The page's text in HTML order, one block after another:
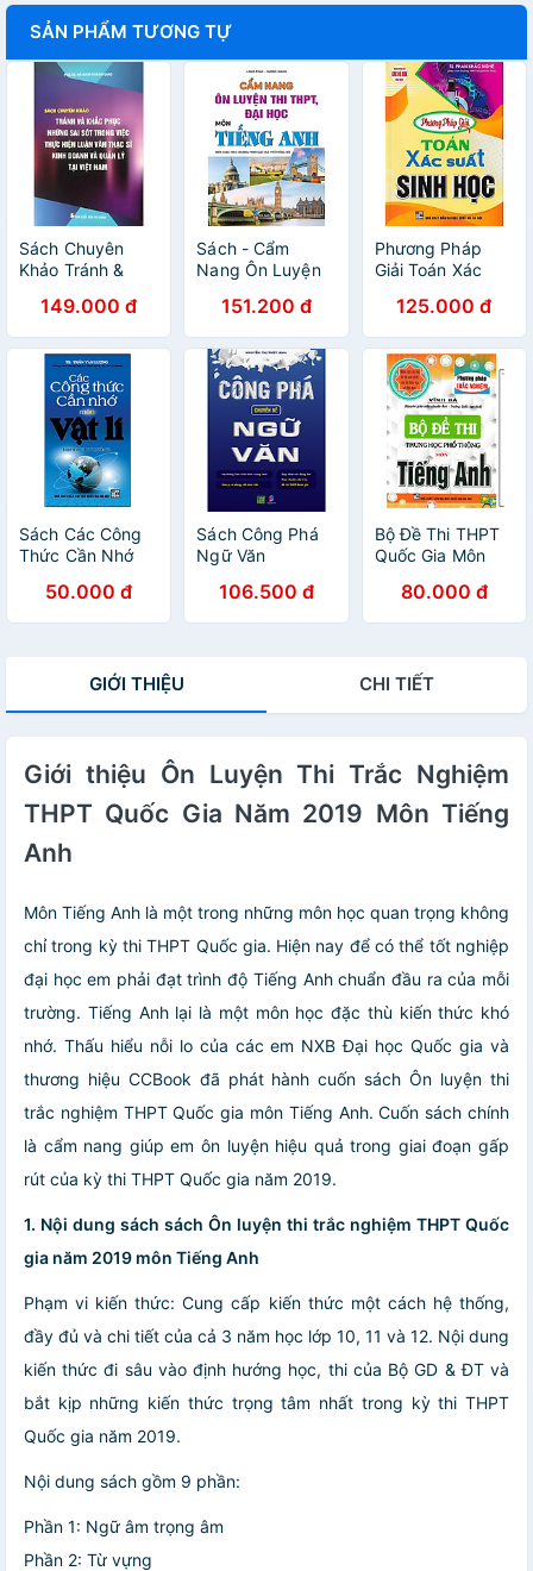
SẢN PHẨM TƯƠNG TỰ
Sách Chuyên
Khảo Tránh &
Những Sai Sót
Trong Công Việc
Thực Hiện Luận
Văn Thạc Sĩ Kinh
Doanh Và Quản
Lý Tại VN
149.000 đ
Sách - Cẩm
Nang Ôn Luyện
Học Môn Tiếng
Anh - Biên soạn
theo chương
trình GDPT mới -
ndbooks
151.200 đ
Phương Pháp
Giải Toán Xác
(Dùng Chung
Cho Các Bộ SGK
Hiện Hành)
125.000 đ
Sách Các Công
Thức Cần Nhớ
50.000 đ
Sách Công Phá
Ngữ Văn
106.500 đ
Bộ Đề Thi THPT
Quốc Gia Môn
(Phương Pháp
Trắc Nghiệm)
80.000 đ
GIỚI THIỆU CHI TIẾT
Giới thiệu Ôn Luyện Thi Trắc Nghiệm
THPT Quốc Gia Năm 2019 Môn Tiếng
Anh
Môn Tiếng Anh là một trong những môn học quan trọng không
chỉ trong kỳ thi THPT Quốc gia. Hiện nay để có thể tốt nghiệp
đại học em phải đạt trình độ Tiếng Anh chuẩn đầu ra của mỗi
trường. Tiếng Anh lại là một môn học đặc thù kiến thức khó
nhớ. Thấu hiểu nỗi lo của các em NXB Đại học Quốc gia và
thương hiệu CCBook đã phát hành cuốn sách Ôn luyện thi
trắc nghiệm THPT Quốc gia môn Tiếng Anh. Cuốn sách chính
là cẩm nang giúp em ôn luyện hiệu quả trong giai đoạn gấp
rút của kỳ thi THPT Quốc gia năm 2019.
1. Nội dung sách sách Ôn luyện thi trắc nghiệm THPT Quốc
gia năm 2019 môn Tiếng Anh
Phạm vi kiến thức: Cung cấp kiến thức một cách hệ thống,
đầy đủ và chi tiết của cả 3 năm học lớp 10, 11 và 12. Nội dung
kiến thức đi sâu vào định hướng học, thi của Bộ GD & ĐT và
bắt kịp những kiến thức trọng tâm nhất trong kỳ thi THPT
Quốc gia năm 2019.
Nội dung sách gồm 9 phần:
Phần 1: Ngữ âm trọng âm
Phần 2: Từ vựng